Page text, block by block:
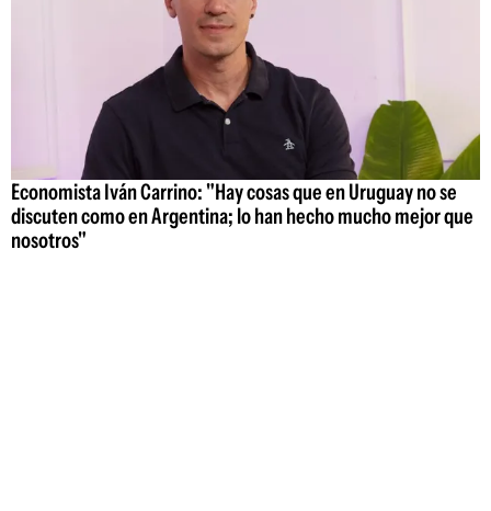
Economista Iván Carrino: "Hay cosas que en Uruguay no se
discuten como en Argentina; lo han hecho mucho mejor que
nosotros"